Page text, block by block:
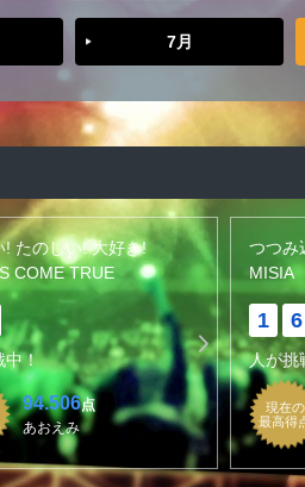
7月
! たのしい! 大好き!
COME TRUE
中！
94.506点
あおえみ
つつみ
MISIA
1 6
人が挑
現在の
最高得